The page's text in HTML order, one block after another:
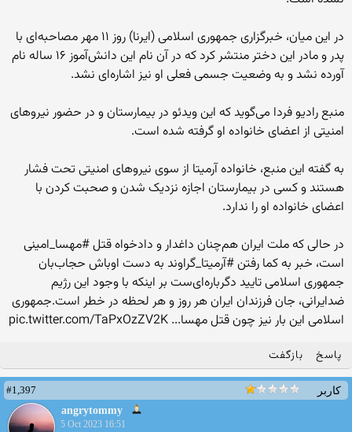
در این میان، خبرگزاری جمهوری اسلامی (ایرنا) روز ۱۱ مهر مصاحبه‌ای با
پدر و مادر این دختر منتشر کرد که در آن نام این دانش‌آموز ۱۶ ساله نام
آورده نشد و به وضعیت جسمی فعلی او نیز اشاره‌ای نشد.
منبع رادیو فردا می‌گوید که این ویدئو در بیمارستان و در حضور نیروهای
امنیتی از اعضای خانواده او گرفته شده است.
به گفته این منبع، خانواده آرمیتا از سوی نیروهای امنیتی تحت فشار
هستند و کسی در بیمارستان اجازه نزدیک شدن و صحبت کردن با
اعضای خانواده او را ندارد.
در حالی که ملت ایران هم‌چنان داغدار و دادخواه قتل #مهسا_امینی
است، خبر به کما رفتن #آرمیتا_گراوند به دست اوباش حجاب‌بان
جمهوری اسلامی تایید دگرباره‌ای‌ست بر اینکه با وجود این رژیم
ضدایرانی، جان فرزندان ایران هر روز و هر لحظه در خطر است.جمهوری
اسلامی این بار نیز چون قتل مهسا... pic.twitter.com/TaPxOzZV2K
پاسخ بازگفت
کاربر
#1,397
angrytommy
5 Oct 2023 16:51